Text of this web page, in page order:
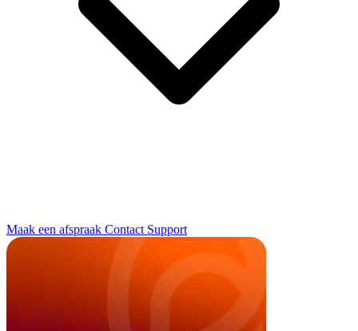
Maak een afspraak Contact Support